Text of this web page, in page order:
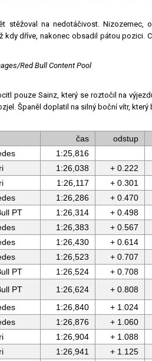
stěžoval na nedotáčivost. Nizozemec,
dříve, nakonec obsadil pátou pozici.
Red Bull Content Pool
pouze Sainz, který se roztočil na
Španěl doplatil na silný boční vítr, který
čas odstup
1:25,816
1:26,038 + 0.222
1:26,117 + 0.301
1:26,286 + 0.470
PT 1:26,314 + 0.498
1:26,383 + 0.567
1:26,430 + 0.614
1:26,523 + 0.707
PT 1:26,524 + 0.708
PT 1:26,624 + 0.808
1:26,840 + 1.024
1:26,876 + 1.060
1:26,904 + 1.088
1:26,941 + 1.125